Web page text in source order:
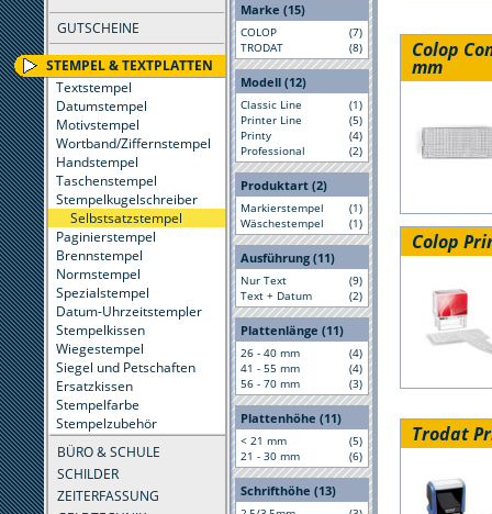
GUTSCHEINE
STEMPEL & TEXTPLATTEN
Textstempel
Datumstempel
Motivstempel
Wortband/Ziffernstempel
Handstempel
Taschenstempel
Stempelkugelschreiber
Selbstsatzstempel
Paginierstempel
Brennstempel
Normstempel
Spezialstempel
Datum-Uhrzeitstempler
Stempelkissen
Wiegestempel
Siegel und Petschaften
Ersatzkissen
Stempelfarbe
Stempelzubehör
BÜRO & SCHULE
SCHILDER
ZEITERFASSUNG
Marke (15)
COLOP
(7)
TRODAT
(8)
Modell (12)
Classic Line
(1)
Printer Line
(5)
Printy
(4)
Professional
(2)
Produktart (2)
Markierstempel
(1)
Wäschestempel
(1)
Ausführung (11)
Nur Text
(9)
Text + Datum
(2)
Plattenlänge (11)
26 - 40 mm
(4)
41 - 55 mm
(4)
56 - 70 mm
(3)
Plattenhöhe (11)
< 21 mm
(5)
21 - 30 mm
(6)
Schrifthöhe (13)
Colop
mm
Colop
Trodat